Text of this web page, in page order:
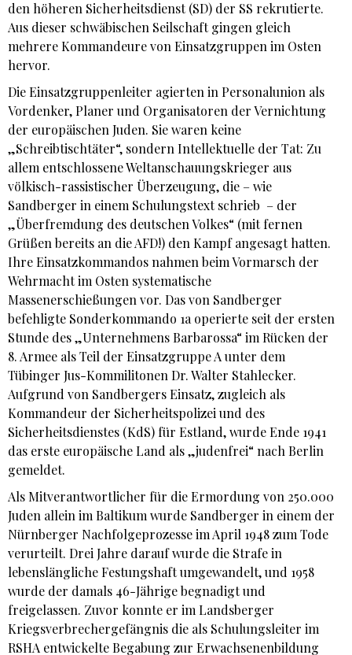
den höheren Sicherheitsdienst (SD) der SS rekrutierte.
Aus dieser schwäbischen Seilschaft gingen gleich
mehrere Kommandeure von Einsatzgruppen im Osten
hervor.
Die Einsatzgruppenleiter agierten in Personalunion als
Vordenker, Planer und Organisatoren der Vernichtung
der europäischen Juden. Sie waren keine
„Schreibtischtäter“, sondern Intellektuelle der Tat: Zu
allem entschlossene Weltanschauungskrieger aus
völkisch-rassistischer Überzeugung, die – wie
Sandberger in einem Schulungstext schrieb – der
„Überfremdung des deutschen Volkes“ (mit fernen
Grüßen bereits an die AFD!) den Kampf angesagt hatten.
Ihre Einsatzkommandos nahmen beim Vormarsch der
Wehrmacht im Osten systematische
Massenerschießungen vor. Das von Sandberger
befehligte Sonderkommando 1a operierte seit der ersten
Stunde des „Unternehmens Barbarossa“ im Rücken der
8. Armee als Teil der Einsatzgruppe A unter dem
Tübinger Jus-Kommilitonen Dr. Walter Stahlecker.
Aufgrund von Sandbergers Einsatz, zugleich als
Kommandeur der Sicherheitspolizei und des
Sicherheitsdienstes (KdS) für Estland, wurde Ende 1941
das erste europäische Land als „judenfrei“ nach Berlin
gemeldet.
Als Mitverantwortlicher für die Ermordung von 250.000
Juden allein im Baltikum wurde Sandberger in einem der
Nürnberger Nachfolgeprozesse im April 1948 zum Tode
verurteilt. Drei Jahre darauf wurde die Strafe in
lebenslängliche Festungshaft umgewandelt, und 1958
wurde der damals 46-Jährige begnadigt und
freigelassen. Zuvor konnte er im Landsberger
Kriegsverbrechergefängnis die als Schulungsleiter im
RSHA entwickelte Begabung zur Erwachsenenbildung